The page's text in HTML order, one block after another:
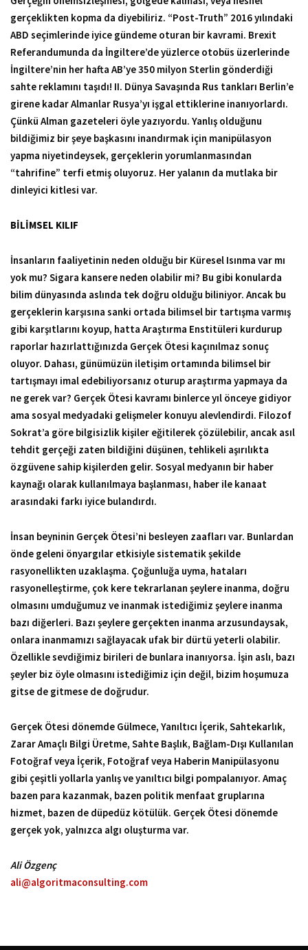
gerçeklikten kopma da diyebiliriz. “Post-Truth” 2016 yılındaki
ABD seçimlerinde iyice gündeme oturan bir kavrami. Brexit
Referandumunda da İngiltere’de yüzlerce otobüs üzerlerinde
İngiltere’nin her hafta AB’ye 350 milyon Sterlin gönderdiği
sahte reklamını taşıdı! II. Dünya Savaşında Rus tankları Berlin’e
girene kadar Almanlar Rusya’yı işgal ettiklerine inanıyorlardı.
Çünkü Alman gazeteleri öyle yazıyordu. Yanlış olduğunu
bildiğimiz bir şeye başkasını inandırmak için manipülasyon
yapma niyetindeysek, gerçeklerin yorumlanmasından
“tahrifine” terfi etmiş oluyoruz. Her yalanın da mutlaka bir
dinleyici kitlesi var.
BİLİMSEL KILIF
İnsanların faaliyetinin neden olduğu bir Küresel Isınma var mı
yok mu? Sigara kansere neden olabilir mi? Bu gibi konularda
bilim dünyasında aslında tek doğru olduğu biliniyor. Ancak bu
gerçeklerin karşısına sanki ortada bilimsel bir tartışma varmış
gibi karşıtlarını koyup, hatta Araştırma Enstitüleri kurdurup
raporlar hazırlattığınızda Gerçek Ötesi kaçınılmaz sonuç
oluyor. Dahası, günümüzün iletişim ortamında bilimsel bir
tartışmayı imal edebiliyorsanız oturup araştırma yapmaya da
ne gerek var? Gerçek Ötesi kavramı binlerce yıl önceye gidiyor
ama sosyal medyadaki gelişmeler konuyu alevlendirdi. Filozof
Sokrat’a göre bilgisizlik kişiler eğitilerek çözülebilir, ancak asıl
tehdit gerçeği zaten bildiğini düşünen, tehlikeli aşırılıkta
özgüvene sahip kişilerden gelir. Sosyal medyanın bir haber
kaynağı olarak kullanılmaya başlanması, haber ile kanaat
arasındaki farkı iyice bulandırdı.
İnsan beyninin Gerçek Ötesi’ni besleyen zaafları var. Bunlardan
önde geleni önyargılar etkisiyle sistematik şekilde
rasyonellikten uzaklaşma. Çoğunluğa uyma, hataları
rasyonelleştirme, çok kere tekrarlanan şeylere inanma, doğru
olmasını umduğumuz ve inanmak istediğimiz şeylere inanma
bazı diğerleri. Bazı şeylere gerçekten inanma arzusundaysak,
onlara inanmamızı sağlayacak ufak bir dürtü yeterli olabilir.
Özellikle sevdiğimiz birileri de bunlara inanıyorsa. İşin aslı, bazı
şeyler biz öyle olmasını istediğimiz için değil, bizim hoşumuza
gitse de gitmese de doğrudur.
Gerçek Ötesi dönemde Gülmece, Yanıltıcı İçerik, Sahtekarlık,
Zarar Amaçlı Bilgi Üretme, Sahte Başlık, Bağlam-Dışı Kullanılan
Fotoğraf veya İçerik, Fotoğraf veya Haberin Manipülasyonu
gibi çeşitli yollarla yanlış ve yanıltıcı bilgi pompalanıyor. Amaç
bazen para kazanmak, bazen politik menfaat gruplarına
hizmet, bazen de düpedüz kötülük. Gerçek Ötesi dönemde
gerçek yok, yalnızca algı oluşturma var.
Ali Özgenç
ali@algoritmaconsulting.com